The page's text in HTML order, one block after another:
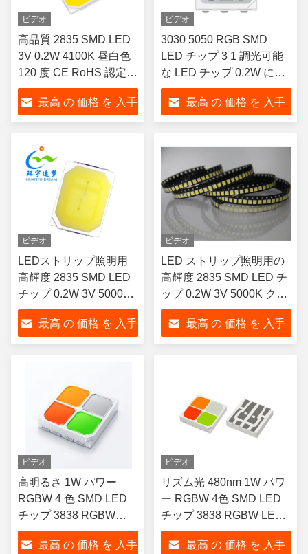
ビデオ
高品質 2835 SMD LED
3V 0.2W 4100K 昼白色
120 度 CE RoHS 認定
LED コンポーネント
最高 の 価格 を 入手
ビデオ
3030 5050 RGB SMD
LED チップ 3 1 調光可能
な LED チップ 0.2W に付
き
最高 の 価格 を 入手
ビデオ
LEDストリップ照明用
高輝度 2835 SMD LED
チップ 0.2W 3V 5000K
クールホワイト CRI80
最高 の 価格 を 入手
ビデオ
LED ストリップ照明用の
高輝度 2835 SMD LED チ
ップ 0.2W 3V 5000K クー
ル ホワイト
最高 の 価格 を 入手
ビデオ
高明るさ 1W パワー
RGBW 4 色 SMD LED
チップ 3838 RGBW
LED 4 in 1 LED 暗調可
能なフルカラー 範囲ス
最高 の 価格 を 入手
ビデオ
リズム光 480nm 1W パワ
ー RGBW 4色 SMD LED
チップ 3838 RGBW LED
4イン1 LED 調光可 フルカ
ラー・ギャムスペクトル
最高 の 価格 を 入手